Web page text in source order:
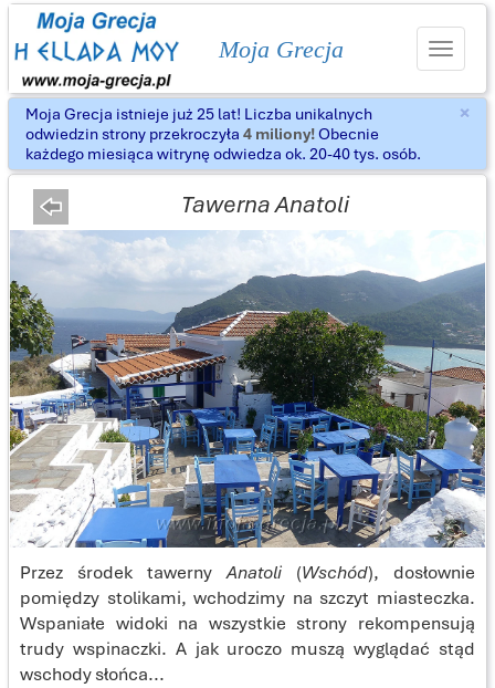
Moja Grecja
Toggle
×
Moja Grecja istnieje już 25 lat! Liczba unikalnych
odwiedzin strony przekroczyła 4 miliony!Obecnie
każdego miesiąca witrynę odwiedza ok. 20-40 tys. osób.
Tawerna Anatoli
Przez środek tawernyAnatoli (Wschód), dosłownie
pomiędzy stolikami, wchodzimy na szczyt miasteczka.
Wspaniałe widoki na wszystkie strony rekompensują
trudy wspinaczki. A jak uroczo muszą wyglądać stąd
wschody słońca...